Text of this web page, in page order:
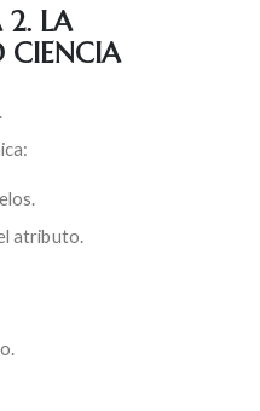
2. LA
CIENCIA
atributo.